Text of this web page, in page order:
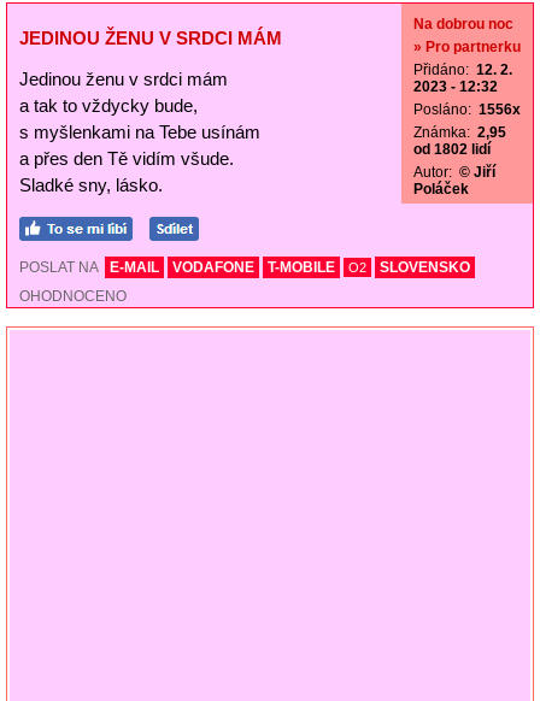
JEDINOU ŽENU V SRDCI MÁM
Jedinou ženu v srdci mám
a tak to vždycky bude,
s myšlenkami na Tebe usínám
a přes den Tě vidím všude.
Sladké sny, lásko.
Na dobrou noc
» Pro partnerku
Přidáno: 12. 2.
2023 - 12:32
Posláno: 1556x
Známka: 2,95
od 1802 lidí
Autor: © Jiří
Poláček
POSLAT NA E-MAIL VODAFONE T-MOBILE O2
SLOVENSKO
OHODNOCENO